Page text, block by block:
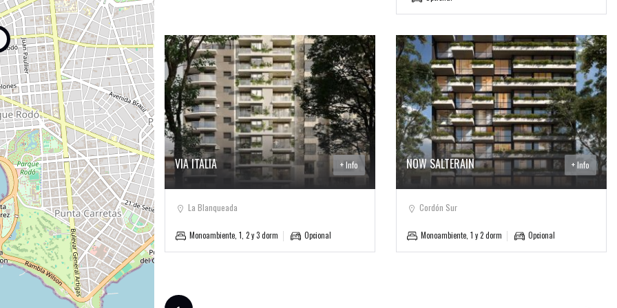
VIA ITALIA + Info
La Blanqueada
Monoambiente, 1, 2 y 3 dorm Opcional
NOW SALTERAIN + Info
Cordón Sur
Monoambiente, 1 y 2 dorm Opcional